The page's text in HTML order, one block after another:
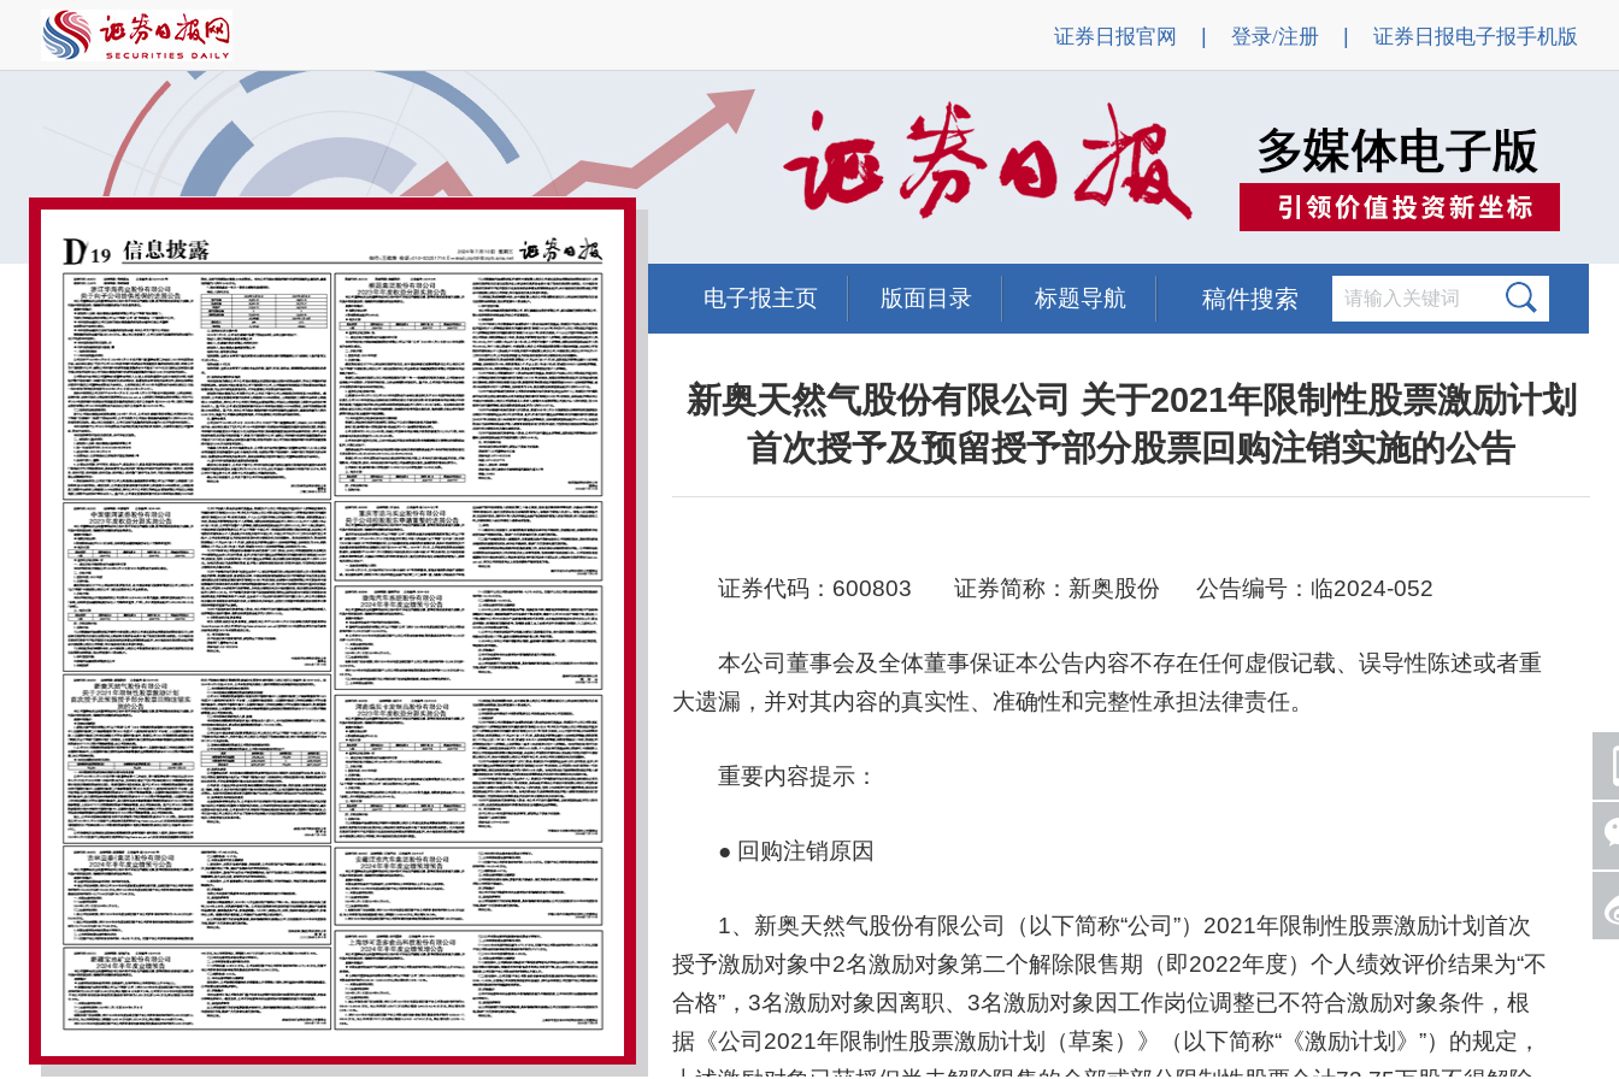
证券日报官网 登录/注册 证券日报电子报手机版
电子报主页 版面目录 标题导航 稿件搜索
新奥天然气股份有限公司 关于2021年限制性股票激励计划
首次授予及预留授予部分股票回购注销实施的公告
证券代码：600803 证券简称：新奥股份 公告编号：临2024-052
本公司董事会及全体董事保证本公告内容不存在任何虚假记载、误导性陈述或者重
大遗漏，并对其内容的真实性、准确性和完整性承担法律责任。
重要内容提示：
● 回购注销原因
1、新奥天然气股份有限公司（以下简称“公司”）2021年限制性股票激励计划首次
授予激励对象中2名激励对象第二个解除限售期（即2022年度）个人绩效评价结果为“不
合格”，3名激励对象因离职、3名激励对象因工作岗位调整已不符合激励对象条件，根
据《公司2021年限制性股票激励计划（草案）》（以下简称“《激励计划》”）的规定，